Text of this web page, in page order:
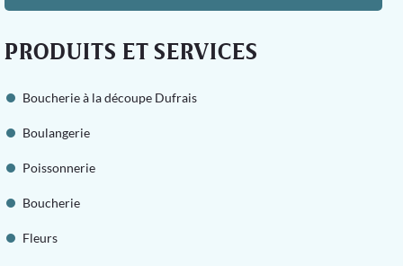
PRODUITS ET SERVICES
Boucherie à la découpe Dufrais
Boulangerie
Poissonnerie
Boucherie
Fleurs